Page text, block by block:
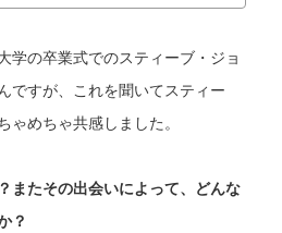
学の卒業式でのスティーブ・ジョ
ですが、これを聞いてスティー
ゃめちゃ共感しました。
またその出会いによって、どんな
？